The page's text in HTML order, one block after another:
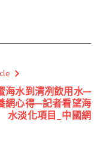
海水到清冽飲用水—
網心得—記者看望海
水淡化項目_中國網